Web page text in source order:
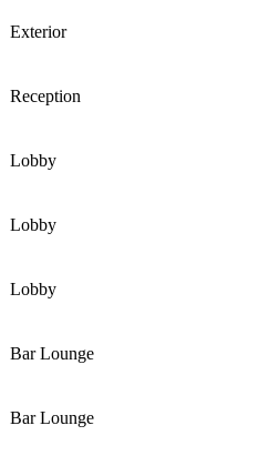
Exterior
Reception
Lobby
Lobby
Lobby
Bar Lounge
Bar Lounge